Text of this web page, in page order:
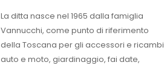
La ditta nasce nel 1965 dalla famiglia
Vannucchi, come punto di riferimento
della Toscana per gli accessori e ricambi
auto e moto, giardinaggio, fai date,